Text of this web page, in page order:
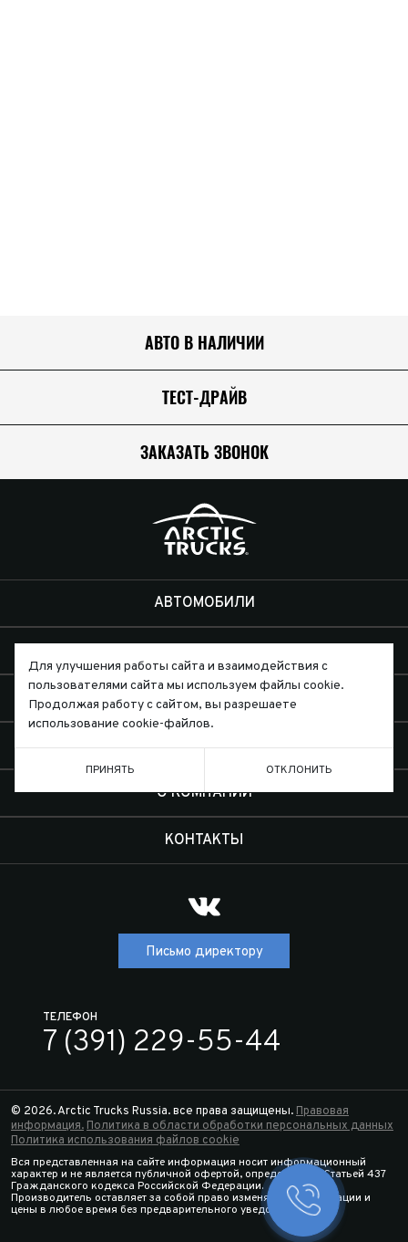
АВТО В НАЛИЧИИ
ТЕСТ-ДРАЙВ
ЗАКАЗАТЬ ЗВОНОК
АВТОМОБИЛИ
ЭКСПЕДИЦИИ
ДИЛЕРЫ
О КОМПАНИИ
КОНТАКТЫ
Письмо директору
ТЕЛЕФОН
7 (391) 229-55-44
© 2026. Arctic Trucks Russia. все права защищены. Правовая
информация. Политика в области обработки персональных данных
Политика использования файлов cookie
Вся представленная на сайте информация носит информационный
характер и не является публичной офертой, определяемой Статьей 437
Гражданского кодекса Российской Федерации.
Производитель оставляет за собой право изменять спецификации и
цены в любое время без предварительного уведомления.
Заказать
Для улучшения работы сайта и взаимодействия с
пользователями сайта мы используем файлы cookie.
Продолжая работу с сайтом, вы разрешаете
использование cookie-файлов.
ПРИНЯТЬ ОТКЛОНИТЬ